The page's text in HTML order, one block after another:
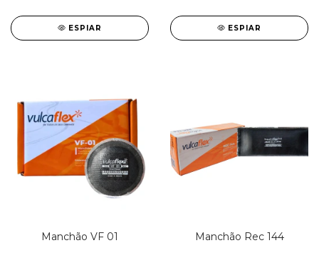
ESPIAR ESPIAR
Manchão VF 01 Manchão Rec 144